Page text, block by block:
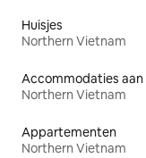
Huisjes
Northern Vietnam
Northern Vietnam
Appartementen
Northern Vietnam